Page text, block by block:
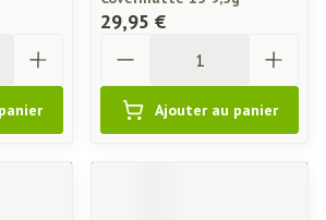
29,95 €
Ajouter au panier